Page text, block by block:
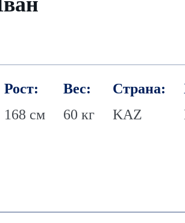
Рост:
168 см
Вес:
60 кг
Страна:
KAZ